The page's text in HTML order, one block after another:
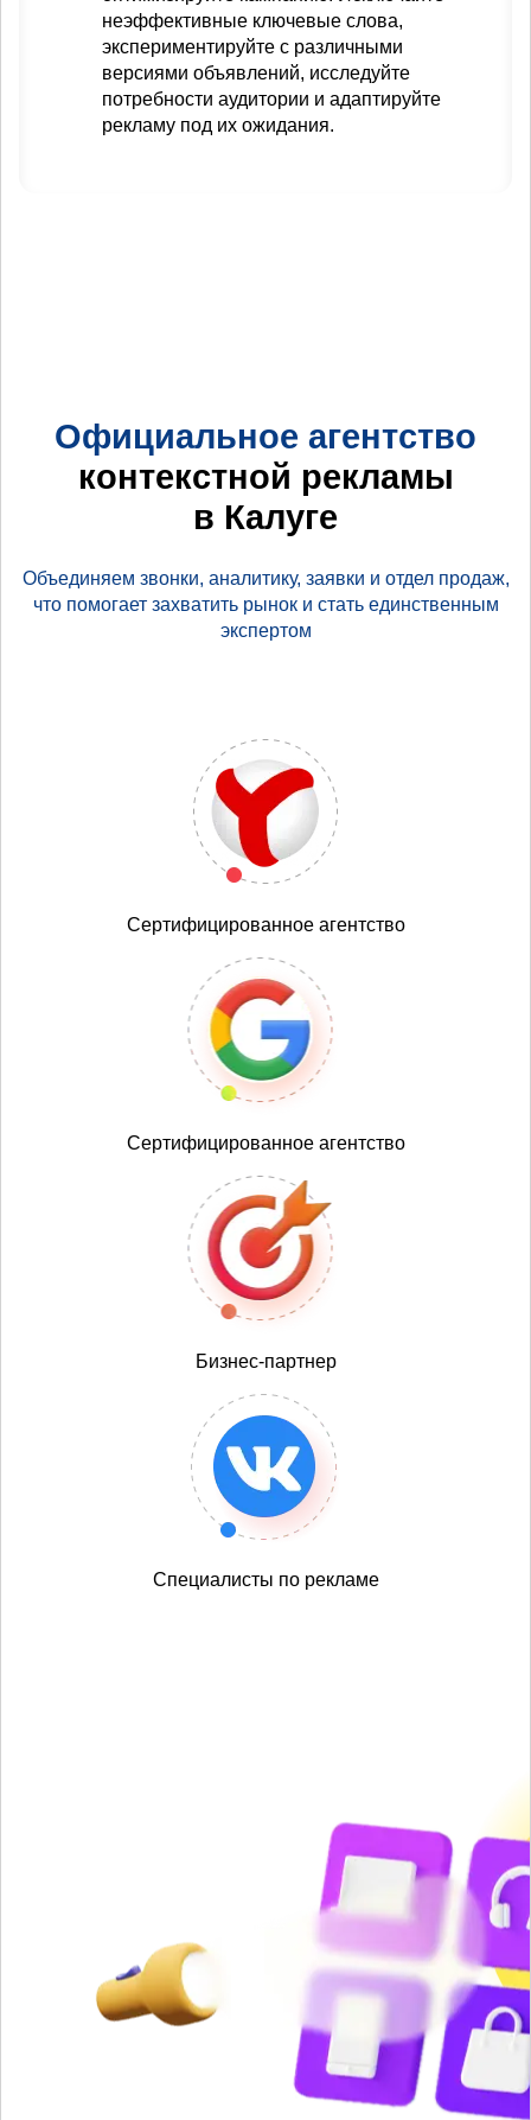
неэффективные ключевые слова,
экспериментируйте с различными
версиями объявлений, исследуйте
потребности аудитории и адаптируйте
рекламу под их ожидания.
Официальное агентство
контекстной рекламы
в Калуге
Объединяем звонки, аналитику, заявки и отдел продаж,
что помогает захватить рынок и стать единственным
экспертом
Сертифицированное агентство
Сертифицированное агентство
Бизнес-партнер
Специалисты по рекламе